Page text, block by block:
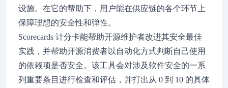
设施。在它的帮助下，用户能在供应链的各个环节上
保障理想的安全性和弹性。
Scorecards 计分卡能帮助开源维护者改进其安全最佳
实践，并帮助开源消费者以自动化方式判断自己使用
的依赖项是否安全。该工具会对涉及软件安全的一系
列重要条目进行检查和评估，并打出从 0 到 10 的具体